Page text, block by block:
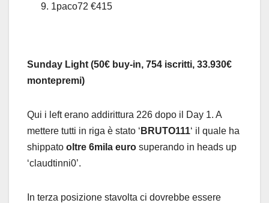
1paco72 €415
Sunday Light (50€ buy-in, 754 iscritti, 33.930€
montepremi)
Qui i left erano addirittura 226 dopo il Day 1. A
mettere tutti in riga è stato ‘ BRUTO111‘ il quale ha
shippato oltre 6mila euro superando in heads up
‘claudtinni0’.
In terza posizione stavolta ci dovrebbe essere